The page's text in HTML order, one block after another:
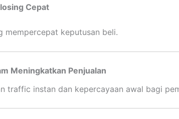
Cepat
mempercepat keputusan beli.
Meningkatkan Penjualan
traffic instan dan kepercayaan awal bagi